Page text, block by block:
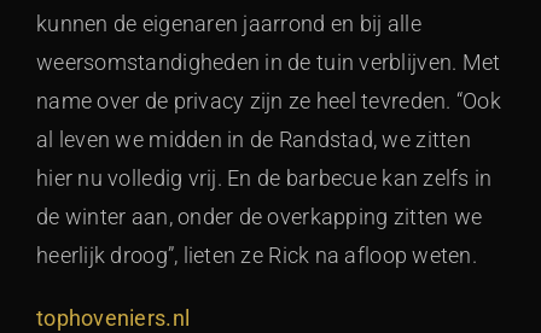
kunnen de eigenaren jaarrond en bij alle
weersomstandigheden in de tuin verblijven. Met
name over de privacy zijn ze heel tevreden. “Ook
al leven we midden in de Randstad, we zitten
hier nu volledig vrij. En de barbecue kan zelfs in
de winter aan, onder de overkapping zitten we
heerlijk droog”, lieten ze Rick na afloop weten.
tophoveniers.nl